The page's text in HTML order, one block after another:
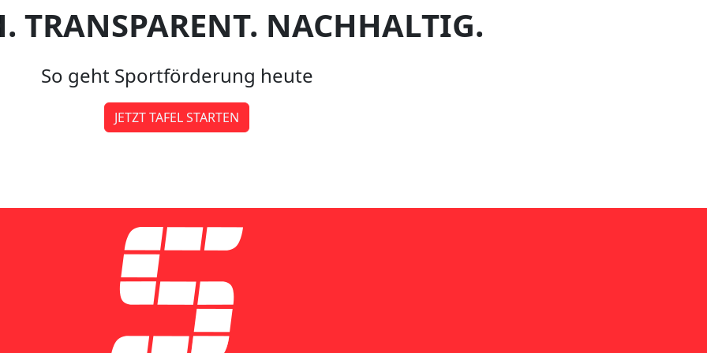
TRANSPARENT. NACHHALTIG.
So geht Sportförderung heute
JETZT TAFEL STARTEN